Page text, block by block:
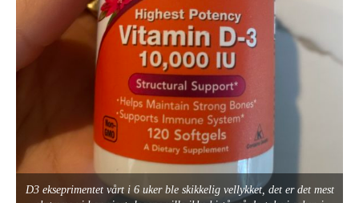
D3 ekseprimentet vårt i 6 uker ble skikkelig vellykket, det er det mest